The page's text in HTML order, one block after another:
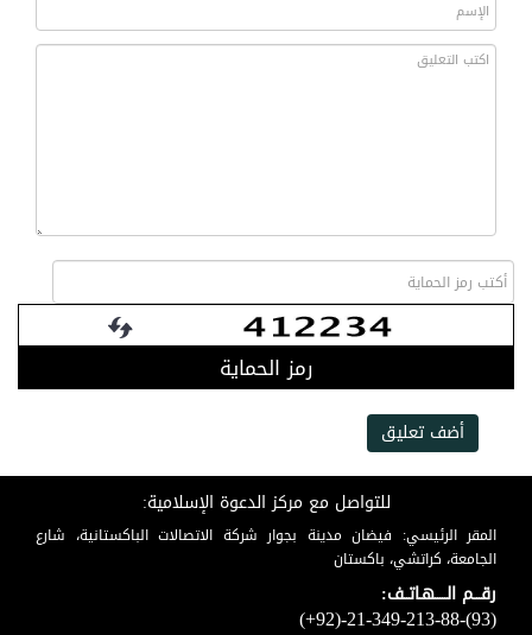
رمز الحماية
أضف تعليق
للتواصل مع مركز الدعوة الإسلامية:
المقر الرئيسي: فيضان مدينة بجوار شركة الاتصالات الباكستانية، شارع
الجامعة، كراتشي، باكستان
رقـــم الـــــهـاتــف:
(+92)-21-349-213-88-(93)